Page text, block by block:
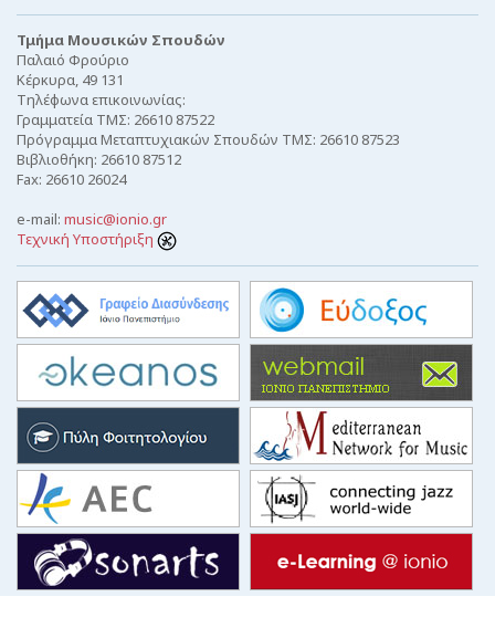
Τμήμα Μουσικών Σπουδών
Παλαιό Φρούριο
Κέρκυρα, 49 131
Τηλέφωνα επικοινωνίας:
Γραμματεία ΤΜΣ: 26610 87522
Πρόγραμμα Μεταπτυχιακών Σπουδών ΤΜΣ: 26610 87523
Βιβλιοθήκη: 26610 87512
Fax: 26610 26024
e-mail: music@ionio.gr
Τεχνική Υποστήριξη